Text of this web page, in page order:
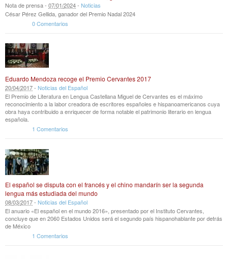
Nota de prensa - 07/01/2024- Noticias
César Pérez Gellida, ganador del Premio Nadal 2024
0 Comentarios
Eduardo Mendoza recoge el Premio Cervantes 2017
20/04/2017- Noticias del Español
El Premio de Literatura en Lengua Castellana Miguel de Cervantes es el máximo
reconocimiento a la labor creadora de escritores españoles e hispanoamericanos cuya
obra haya contribuido a enriquecer de forma notable el patrimonio literario en lengua
española.
1 Comentarios
El español se disputa con el francés y el chino mandarín ser la segunda
lengua más estudiada del mundo
08/03/2017- Noticias del Español
El anuario «El español en el mundo 2016», presentado por el Instituto Cervantes,
concluye que en 2060 Estados Unidos será el segundo país hispanohablante por detrás
de México
1 Comentarios